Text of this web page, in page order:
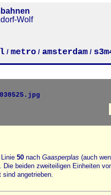
Wolf
/ metro / amsterdam /
50 nach Gaasperplas (auch
beiden zweiteiligen Einheiten
angetrieben.